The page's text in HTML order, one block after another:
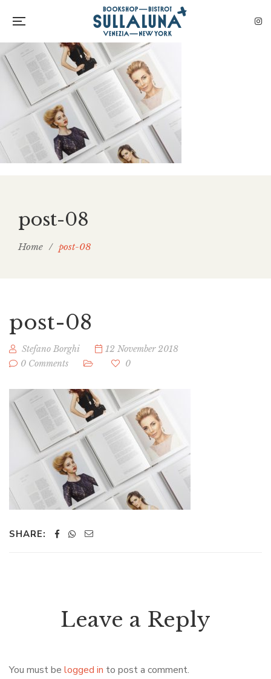
post-08
Home / post-08
post-08
Stefano Borghi
12 November 2018
0 Comments
0
SHARE:
Leave a Reply
You must be logged in to post a comment.